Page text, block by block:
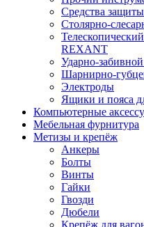
Средства
Столярно-
REXANT
Ударно-
Шарнирно-
Электроды
Ящики и пояса
Компьютерные
Мебельная фурнитура
Метизы и крепёж
Анкеры
Болты
Винты
Гайки
Гвозди
Дюбели